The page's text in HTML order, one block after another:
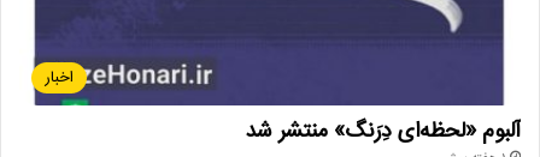
اخبار
آلبوم «لحظه‌ای دِرَنگ» منتشر شد